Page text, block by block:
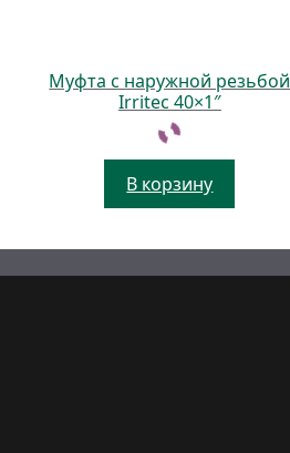
Муфта с наружной резьбой
Irritec 40×1″
В корзину